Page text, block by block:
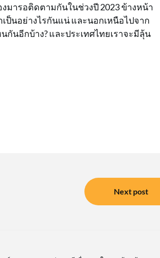
งมารอติดตามกันในช่วงปี 2023 ข้างหน้า
ป็นอย่างไรกันแน่ และนอกเหนือไปจาก
นอีกบ้าง? และประเทศไทยเราจะมีลุ้น
Next post